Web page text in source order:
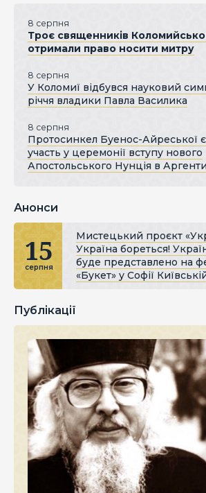
8 серпня
Троє священників Коломийської
отримали право носити митру
8 серпня
У Коломиї відбувся науковий
річчя владики Павла Василика
8 серпня
Протосинкел Буенос-Айреської
участь у церемонії вступу нового
Апостольського Нунція в
Анонси
15
серпня
Мистецький проєкт
Україна бореться!
буде представлено на
«Букет» у Софії
Публікації